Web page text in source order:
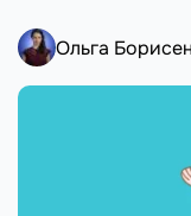
Ольга